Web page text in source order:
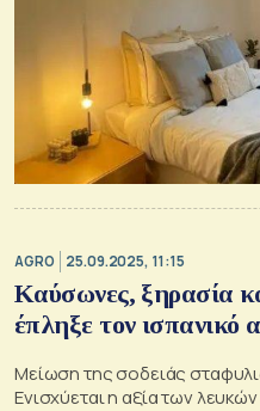
AGRO 25.09.2025, 11:15
Καύσωνες, ξηρασία
έπληξε τον ισπανικό
Μείωση της σοδειάς
Ενισχύεται η αξία των